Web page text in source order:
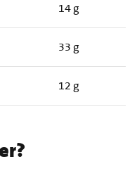
14 g
33 g
12 g